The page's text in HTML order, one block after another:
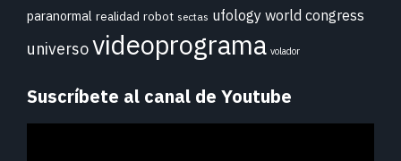
paranormal realidad robot sectas ufology world congress
universovideoprograma volador
Suscríbete al canal de Youtube